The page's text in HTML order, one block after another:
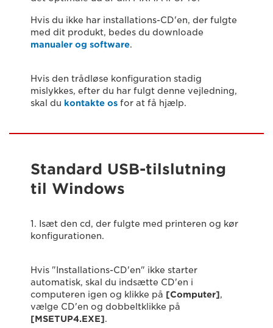
Hvis du ikke har installations-CD'en, der fulgte
med dit produkt, bedes du downloade
manualer og software.
Hvis den trådløse konfiguration stadig
mislykkes, efter du har fulgt denne vejledning,
skal du kontakte os for at få hjælp.
Standard USB-tilslutning
til Windows
1. Isæt den cd, der fulgte med printeren og kør
konfigurationen.
Hvis "Installations-CD'en" ikke starter
automatisk, skal du indsætte CD'en i
computeren igen og klikke på [Computer],
vælge CD'en og dobbeltklikke på
[MSETUP4.EXE].